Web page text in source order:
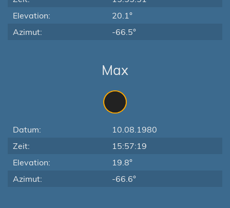
Elevation:
20.1°
Azimut:
-66.5°
Max
Datum:
10.08.1980
Zeit:
15:57:19
Elevation:
19.8°
Azimut:
-66.6°